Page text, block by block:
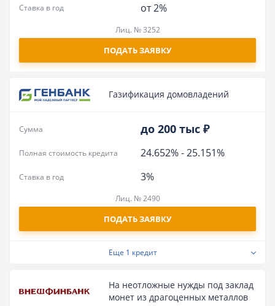
от 2%
Ставка в год
Лиц. № 3252
ПОДАТЬ ЗАЯВКУ
Газификация домовладений
до 200 тыс ₽
Сумма
24.652%-25.151%
Полная стоимость кредита
3%
Ставка в год
Лиц. № 2490
ПОДАТЬ ЗАЯВКУ
Еще 1 кредит
На неотложные нужды под заклад
монет из драгоценных металлов